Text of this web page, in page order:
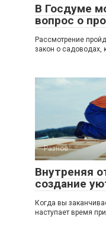
В Госдуме
вопрос о
Рассмотрение
закон о садоводах,
Разное
Внутреняя
создание
Когда вы
наступает время